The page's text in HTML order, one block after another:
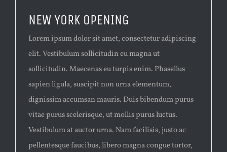
NEW YORK OPENING
Lorem ipsum dolor sit amet, consectetur adipiscing
elit. Vestibulum sollicitudin eu magna ut
sollicitudin. Maecenas eu turpis enim. Phasellus
sapien ligula, suscipit non urna elementum,
dignissim accumsan mauris. Duis bibendum purus
vitae purus scelerisque, ut mollis purus luctus.
Vestibulum at auctor urna. Nam facilisis, justo ac
pellentesque faucibus, libero magna congue tortor,